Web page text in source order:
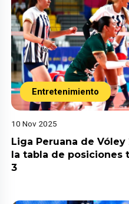
Entretenimiento
10 Nov 2025
Liga Peruana de
la tabla de posiciones
3